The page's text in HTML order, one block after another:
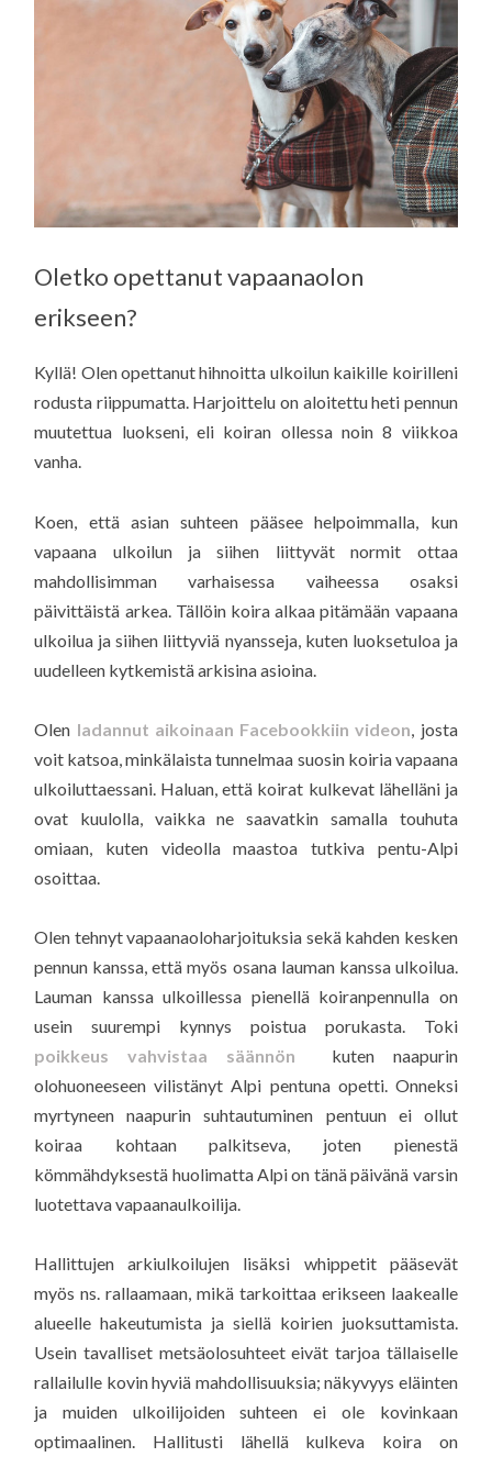
Oletko opettanut vapaanaolon
erikseen?
Kyllä! Olen opettanut hihnoitta ulkoilun kaikille koirilleni
rodusta riippumatta. Harjoittelu on aloitettu heti pennun
muutettua luokseni, eli koiran ollessa noin 8 viikkoa
vanha.
Koen, että asian suhteen pääsee helpoimmalla, kun
vapaana ulkoilun ja siihen liittyvät normit ottaa
mahdollisimman varhaisessa vaiheessa osaksi
päivittäistä arkea. Tällöin koira alkaa pitämään vapaana
ulkoilua ja siihen liittyviä nyansseja, kuten luoksetuloa ja
uudelleen kytkemistä arkisina asioina.
Olen ladannut aikoinaan Facebookkiin videon , josta
voit katsoa, minkälaista tunnelmaa suosin koiria vapaana
ulkoiluttaessani. Haluan, että koirat kulkevat lähelläni ja
ovat kuulolla, vaikka ne saavatkin samalla touhuta
omiaan, kuten videolla maastoa tutkiva pentu-Alpi
osoittaa.
Olen tehnyt vapaanaoloharjoituksia sekä kahden kesken
pennun kanssa, että myös osana lauman kanssa ulkoilua.
Lauman kanssa ulkoillessa pienellä koiranpennulla on
usein suurempi kynnys poistua porukasta. Toki
poikkeus vahvistaa säännön kuten naapurin
olohuoneeseen vilistänyt Alpi pentuna opetti. Onneksi
myrtyneen naapurin suhtautuminen pentuun ei ollut
koiraa kohtaan palkitseva, joten pienestä
kömmähdyksestä huolimatta Alpi on tänä päivänä varsin
luotettava vapaanaulkoilija.
Hallittujen arkiulkoilujen lisäksi whippetit pääsevät
myös ns. rallaamaan, mikä tarkoittaa erikseen laakealle
alueelle hakeutumista ja siellä koirien juoksuttamista.
Usein tavalliset metsäolosuhteet eivät tarjoa tällaiselle
rallailulle kovin hyviä mahdollisuuksia; näkyvyys eläinten
ja muiden ulkoilijoiden suhteen ei ole kovinkaan
optimaalinen. Hallitusti lähellä kulkeva koira on